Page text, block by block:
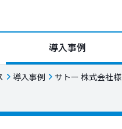
導入事例
導入事例 サトー 株式会社様